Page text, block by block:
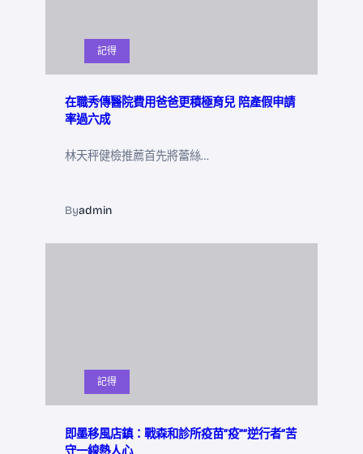
記得
在職秀傳醫院費用爸爸更積極育兒 陪產假申請
率過六成
林天秤健檢推薦首先將蕾絲…
Byadmin
記得
即墨移風店鎮：戰森和診所疫苗“疫”“逆行者”苦
守一線熱人心